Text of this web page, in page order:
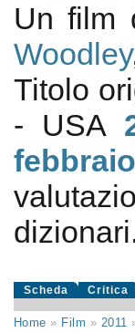
Un film
Woodley
Titolo
- USA
Scheda Critica
Home » Film » 2011